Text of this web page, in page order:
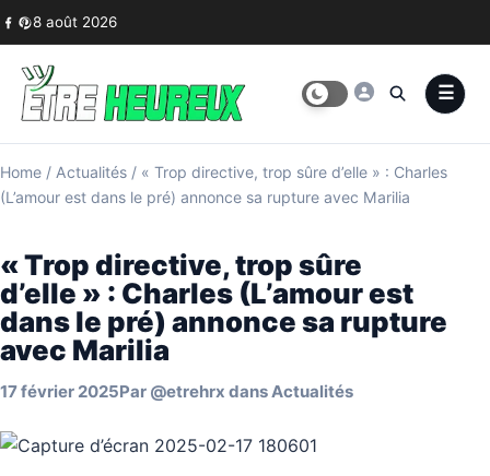
Skip to content
8 août 2026
Home / Actualités / « Trop directive, trop sûre d’elle » : Charles
(L’amour est dans le pré) annonce sa rupture avec Marilia
« Trop directive, trop sûre
d’elle » : Charles (L’amour est
dans le pré) annonce sa rupture
avec Marilia
17 février 2025Par @etrehrx dansActualités